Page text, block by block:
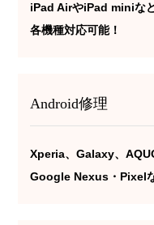
iPad AirやiPad miniなど
各機種対応可能！
Android修理
Xperia、Galaxy、
Google Nexus・Pixel